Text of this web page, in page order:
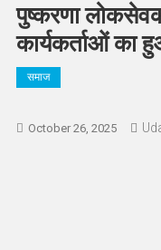
पुष्करणा
कार्यकर्ताओं का
समाज
October 26, 2025